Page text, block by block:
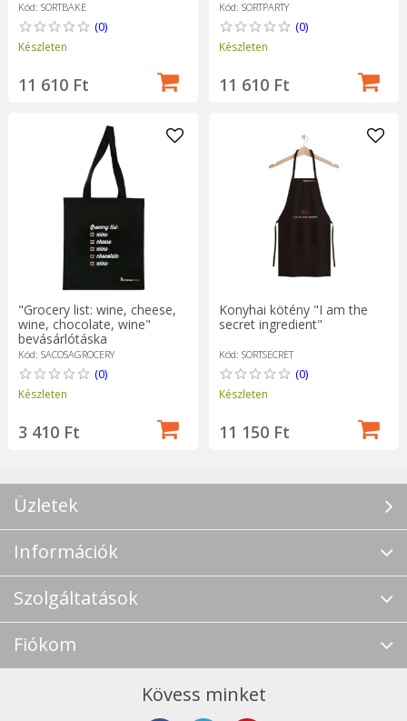
Kód: SORTBAKE
(0)
Készleten
11 610 Ft
Kód: SORTPARTY
(0)
Készleten
11 610 Ft
"Grocery list: wine, cheese,
wine, chocolate, wine"
bevásárlótáska
Kód: SACOSAGROCERY
(0)
Készleten
3 410 Ft
Konyhai kötény "I am the
secret ingredient"
Kód: SORTSECRET
(0)
Készleten
11 150 Ft
Üzletek
Információk
Szolgáltatások
Fiókom
Kövess minket